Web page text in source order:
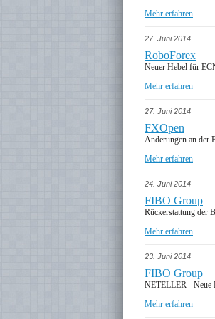
Mehr erfahren
27. Juni 2014
RoboForex
Neuer Hebel für
Mehr erfahren
27. Juni 2014
FXOpen
Änderungen an der
Mehr erfahren
24. Juni 2014
FIBO Group
Rückerstattung der
Mehr erfahren
23. Juni 2014
FIBO Group
NETELLER - Neue
Mehr erfahren